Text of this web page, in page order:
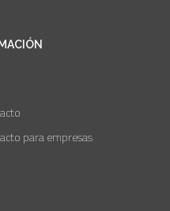
para empresas